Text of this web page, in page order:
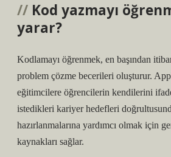
Kod yazmayı
yarar?
Kodlamayı öğrenmek, en başından
problem çözme becerileri oluşturur.
eğitimcilere öğrencilerin kendilerini
istedikleri kariyer hedefleri
hazırlanmalarına yardımcı olmak için
kaynakları sağlar.